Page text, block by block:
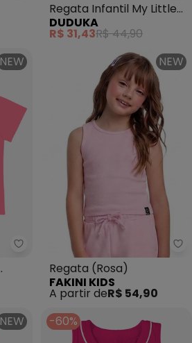
Regata Infantil My Little
Friend (Rosa)
DUDUKA
R$ 31,43R$ 44,90
NEW
Rovi Kids - Blusa Básica Infantil
NEW
Regata (Rosa)
FAKINI KIDS
A partir deR$ 54,90
NEW -60%